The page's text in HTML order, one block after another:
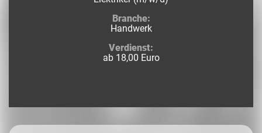
Branche:
Handwerk
Verdienst:
ab 18,00 Euro